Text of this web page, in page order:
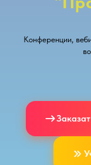
Конференции,